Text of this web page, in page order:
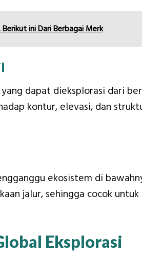
ini Dari Berbagai Merk
dapat dieksplorasi dari
kontur, elevasi, dan
ekosistem di
jalur, sehingga cocok
Eksplorasi